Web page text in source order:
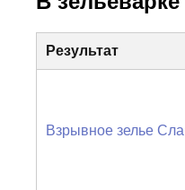
Результат
Взрывное зелье